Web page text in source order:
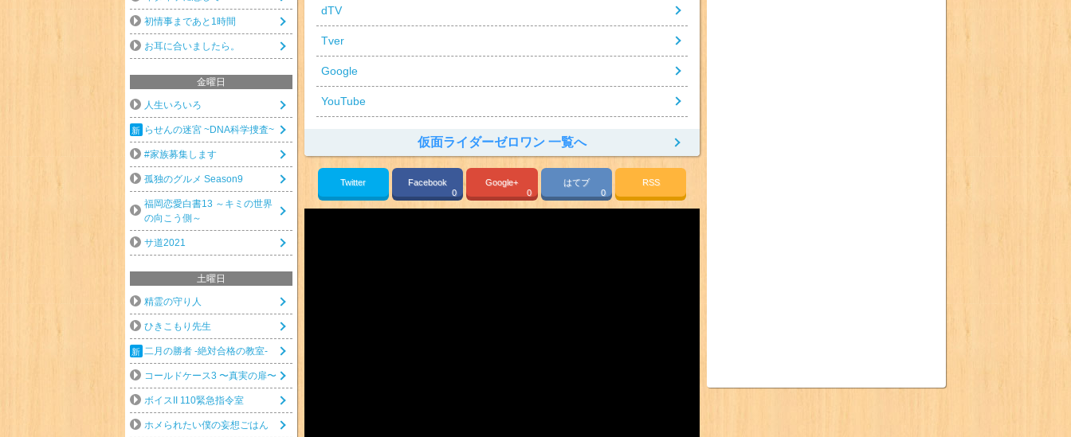
dTV
Tver
Google
YouTube
仮面ライダーゼロワン 一覧へ
Twitter
Facebook
0
Google+
0
はてブ
0
RSS
初情事まであと1時間
お耳に合いましたら。
金曜日
人生いろいろ
らせんの迷宮 ~DNA科学捜査~
#家族募集します
孤独のグルメ Season9
福岡恋愛白書13 ～キミの世界
の向こう側～
サ道2021
土曜日
精霊の守り人
ひきこもり先生
二月の勝者 -絶対合格の教室-
コールドケース3 〜真実の扉〜
ボイスII 110緊急指令室
ホメられたい僕の妄想ごはん